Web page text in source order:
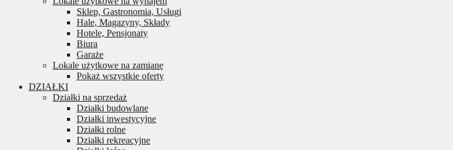
Sklep, Gastronomia, Usługi
Hale, Magazyny, Składy
Hotele, Pensjonaty
Biura
Garaże
Lokale użytkowe na zamianę
Pokaż wszystkie oferty
DZIAŁKI
Działki na sprzedaż
Działki budowlane
Działki inwestycyjne
Działki rolne
Działki rekreacyjne